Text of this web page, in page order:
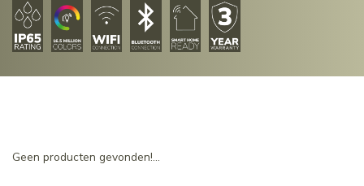
Geen producten gevonden!...